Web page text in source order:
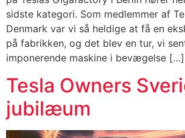
sidste kategori. Som medlemmer af
Denmark var vi så heldige at få en
på fabrikken, og det blev en tur, vi
imponerende maskine i bevægelse […]
Tesla Owners
jubilæum